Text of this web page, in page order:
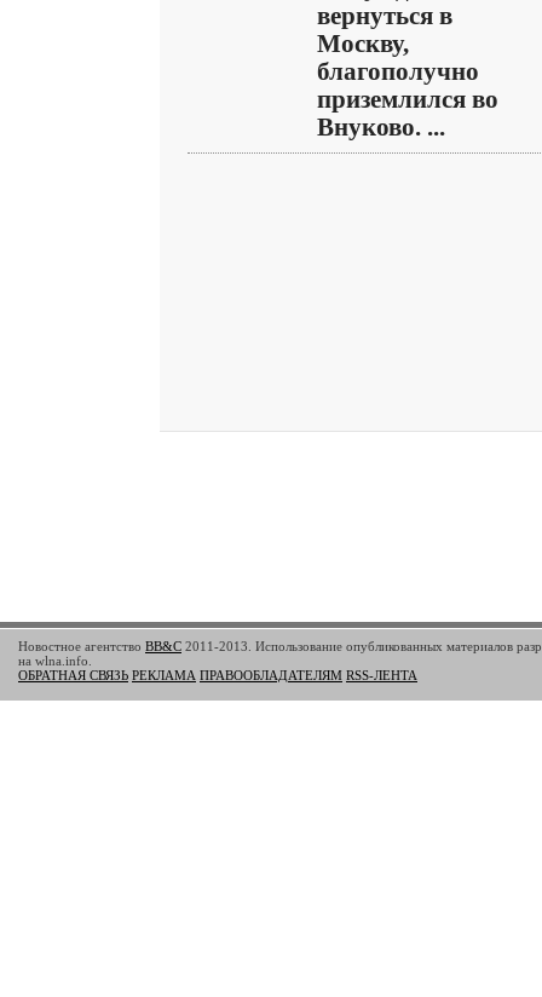
вернуться в
Москву,
благополучно
приземлился во
Внуково. ...
Новостное агентство BB&C 2011-2013. Использование опубликованных материалов
на wlna.info.
ОБРАТНАЯ СВЯЗЬ РЕКЛАМА ПРАВООБЛАДАТЕЛЯМ RSS-ЛЕНТА